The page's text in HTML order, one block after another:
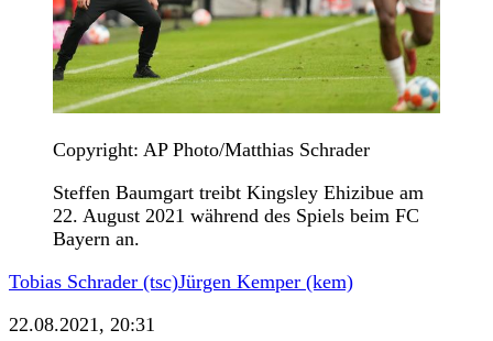
Copyright: AP Photo/Matthias Schrader
Steffen Baumgart treibt Kingsley Ehizibue am
22. August 2021 während des Spiels beim FC
Bayern an.
Tobias Schrader (tsc)Jürgen Kemper (kem)
22.08.2021, 20:31